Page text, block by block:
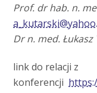
Prof. dr hab. n.
Dr n. med. Łukasz
link do relacji z
konferencji